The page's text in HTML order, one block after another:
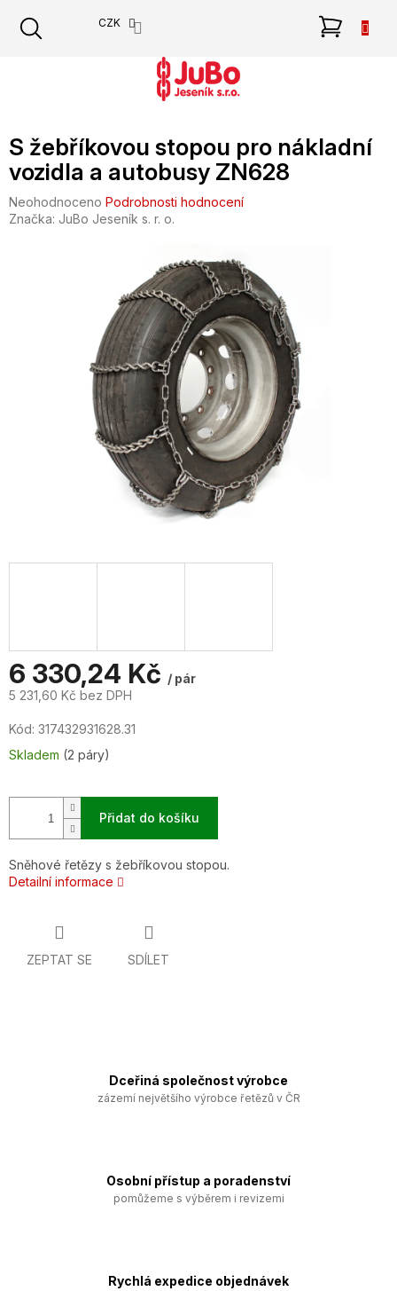
obsah
CZK
S žebříkovou stopou pro nákladní
vozidla a autobusy ZN628
Průměrné
hodnocení
Neohodnoceno Podrobnosti hodnocení
Značka: JuBo Jeseník s. r. o.
6 330,24 Kč / pár
5 231,60 Kč bez DPH
cena:
Kód: 317432931628.31
Skladem (2 páry)
Přidat do košíku
Sněhové řetězy s žebříkovou stopou.
Detailní informace
ZEPTAT SE SDÍLET
Dceřiná společnost výrobce
zázemí největšího výrobce řetězů v ČR
Osobní přístup a poradenství
pomůžeme s výběrem i revizemi
Rychlá expedice objednávek